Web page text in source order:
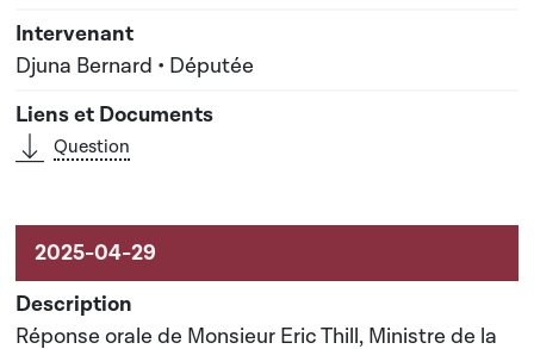
Djuna Bernard • Députée
Question
Réponse orale de Monsieur Eric Thill, Ministre de la